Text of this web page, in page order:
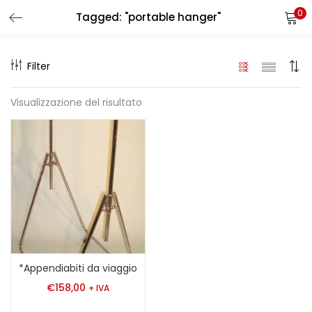
Tagged: "portable hanger" 0
Filter
Visualizzazione del risultato
*Appendiabiti da viaggio
€158,00 + IVA
LOGIN REGISTER
Enter your username and password to login.
Remember me
Lost password?